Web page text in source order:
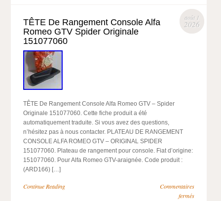
août 1
2026
TÊTE De Rangement Console Alfa
Romeo GTV Spider Originale
151077060
TÊTE De Rangement Console Alfa Romeo GTV – Spider
Originale 151077060. Cette fiche produit a été
automatiquement traduite. Si vous avez des questions,
n’hésitez pas à nous contacter. PLATEAU DE RANGEMENT
CONSOLE ALFA ROMEO GTV – ORIGINAL SPIDER
151077060. Plateau de rangement pour console. Fiat d’origine:
151077060. Pour Alfa Romeo GTV-araignée. Code produit :
(ARD166) […]
Continue Reading
Commentaires
fermés